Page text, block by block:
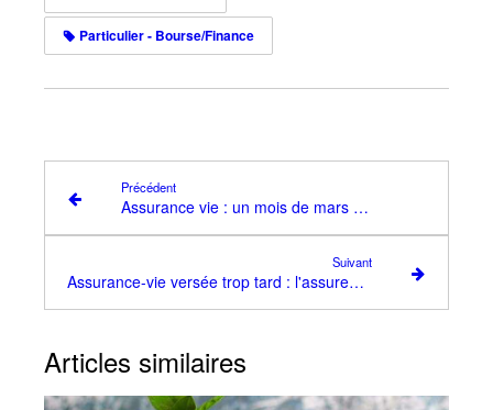
Particulier - Bourse/Finance
Précédent
Assurance vie : un mois de mars record, la collecte ne faiblit pas
Suivant
Assurance-vie versée trop tard : l'assureur reste responsable en cas de retard de la banque
Articles similaires